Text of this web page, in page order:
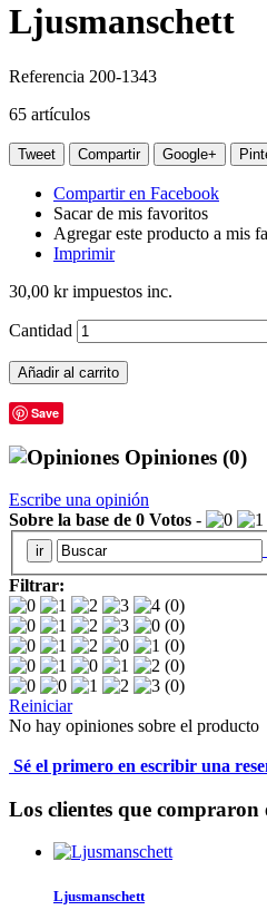
Ljusmanschett
Referencia 200-1343
65 artículos
Tweet Compartir Google+
Compartir en Facebook
Sacar de mis favoritos
Agregar este producto a mis
Imprimir
30,00 krimpuestos inc.
Cantidad
Añadir al carrito
Save
Opiniones (0)
Escribe una opinión
Sobre la base de 0 Votos -
Filtrar:
(0)
(0)
(0)
(0)
(0)
Reiniciar
No hay opiniones sobre el producto
Sé el primero en escribir una
Los clientes que
Ljusmanschett